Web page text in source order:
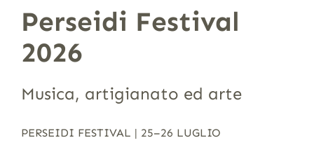
Perseidi Festival
2026
Musica, artigianato ed arte
PERSEIDI FESTIVAL | 25–26 LUGLIO